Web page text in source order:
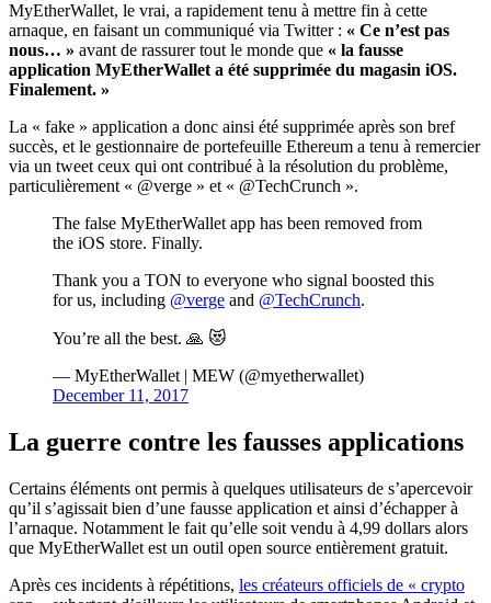
MyEtherWallet, le vrai, a rapidement tenu à mettre fin à cette
arnaque, en faisant un communiqué via Twitter : « Ce n’est pas
nous… » avant de rassurer tout le monde que « la fausse
application MyEtherWallet a été supprimée du magasin iOS.
Finalement. »
La « fake » application a donc ainsi été supprimée après son bref
succès, et le gestionnaire de portefeuille Ethereum a tenu à remercier
via un tweet ceux qui ont contribué à la résolution du problème,
particulièrement « @verge » et « @TechCrunch ».
The false MyEtherWallet app has been removed from
the iOS store. Finally.
Thank you a TON to everyone who signal boosted this
for us, including @verge and @TechCrunch.
You’re all the best. 🙏 😻
— MyEtherWallet | MEW (@myetherwallet)
December 11, 2017
La guerre contre les fausses applications
Certains éléments ont permis à quelques utilisateurs de s’apercevoir
qu’il s’agissait bien d’une fausse application et ainsi d’échapper à
l’arnaque. Notamment le fait qu’elle soit vendu à 4,99 dollars alors
que MyEtherWallet est un outil open source entièrement gratuit.
Après ces incidents à répétitions, les créateurs officiels de « crypto